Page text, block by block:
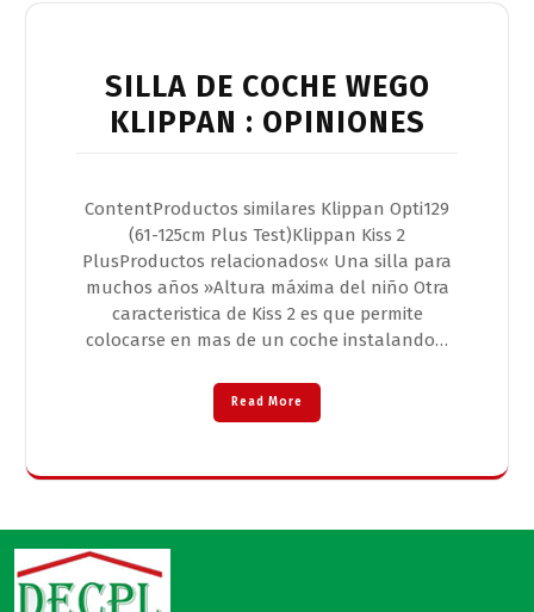
SILLA DE COCHE WEGO
KLIPPAN : OPINIONES
ContentProductos similares Klippan Opti129
(61-125cm Plus Test)Klippan Kiss 2
PlusProductos relacionados« Una silla para
muchos años »Altura máxima del niño Otra
caracteristica de Kiss 2 es que permite
colocarse en mas de un coche instalando…
Read More